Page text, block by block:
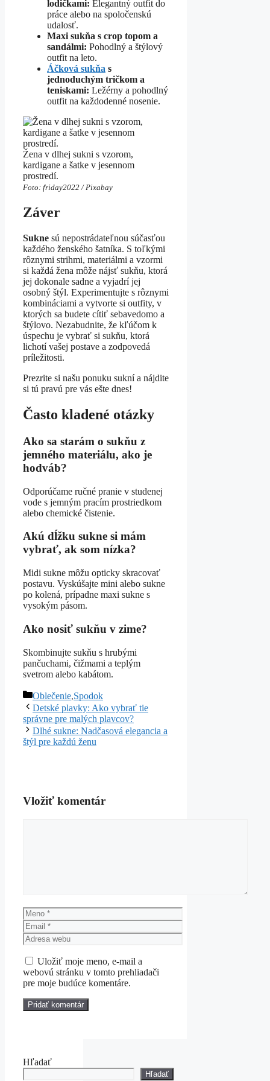
lodičkami: Elegantný outfit do
práce alebo na spoločenskú
udalosť.
Maxi sukňa s crop topom a
sandálmi: Pohodlný a štýlový
outfit na leto.
Áčková sukňa s
jednoduchým tričkom a
teniskami: Ležérny a pohodlný
outfit na každodenné nosenie.
Žena v dlhej sukni s vzorom,
kardigane a šatke v jesennom
prostredí.
Foto: friday2022 / Pixabay
Záver
Sukne sú nepostrádateľnou súčasťou
každého ženského šatníka. S toľkými
rôznymi strihmi, materiálmi a vzormi
si každá žena môže nájsť sukňu, ktorá
jej dokonale sadne a vyjadrí jej
osobný štýl. Experimentujte s rôznymi
kombináciami a vytvorte si outfity, v
ktorých sa budete cítiť sebavedomo a
štýlovo. Nezabudnite, že kľúčom k
úspechu je vybrať si sukňu, ktorá
lichotí vašej postave a zodpovedá
príležitosti.
Prezrite si našu ponuku sukní a nájdite
si tú pravú pre vás ešte dnes!
Často kladené otázky
Ako sa starám o sukňu z
jemného materiálu, ako je
hodváb?
Odporúčame ručné pranie v studenej
vode s jemným pracím prostriedkom
alebo chemické čistenie.
Akú dĺžku sukne si mám
vybrať, ak som nízka?
Midi sukne môžu opticky skracovať
postavu. Vyskúšajte mini alebo sukne
po kolená, prípadne maxi sukne s
vysokým pásom.
Ako nosiť sukňu v zime?
Skombinujte sukňu s hrubými
pančuchami, čižmami a teplým
svetrom alebo kabátom.
Kategórie
Oblečenie,Spodok
Detské plavky: Ako vybrať tie
správne pre malých plavcov?
Dlhé sukne: Nadčasová elegancia a
štýl pre každú ženu
Vložiť komentár
Meno
Email
Adresa
webu
Uložiť moje meno, e-mail a
webovú stránku v tomto prehliadači
pre moje budúce komentáre.
Hľadať
Hľadať